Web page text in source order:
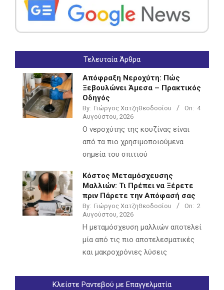
Τελευταία Άρθρα
Απόφραξη Νεροχύτη: Πώς
Ξεβουλώνει Άμεσα – Πρακτικός
Οδηγός
By: Γιώργος Χατζηθεοδοσίου On: 4
Αυγούστου, 2026
Ο νεροχύτης της κουζίνας είναι
από τα πιο χρησιμοποιούμενα
σημεία του σπιτιού
Κόστος Μεταμόσχευσης
Μαλλιών: Τι Πρέπει να Ξέρετε
πριν Πάρετε την Απόφασή σας
By: Γιώργος Χατζηθεοδοσίου On: 2
Αυγούστου, 2026
Η μεταμόσχευση μαλλιών αποτελεί
μία από τις πιο αποτελεσματικές
και μακροχρόνιες λύσεις
Κλείστε Ραντεβού με Επαγγελματία